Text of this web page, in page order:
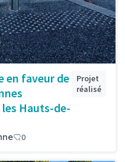
en faveur de
Hauts-de-
Projet
réalisé
0